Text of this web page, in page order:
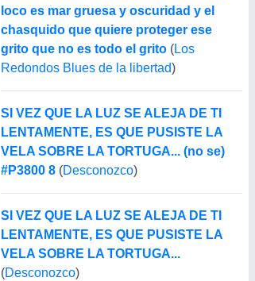
loco es mar gruesa y oscuridad y el
chasquido que quiere proteger ese
grito que no es todo el grito (Los
Redondos Blues de la libertad)
SI VEZ QUE LA LUZ SE ALEJA DE TI
LENTAMENTE, ES QUE PUSISTE LA
VELA SOBRE LA TORTUGA... (no se)
#P3800 8 (Desconozco)
SI VEZ QUE LA LUZ SE ALEJA DE TI
LENTAMENTE, ES QUE PUSISTE LA
VELA SOBRE LA TORTUGA...
(Desconozco)